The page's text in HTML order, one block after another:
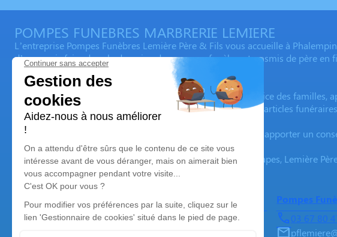
POMPES FUNEBRES MARBRERIE LEMIERE
L’entreprise Pompes Funèbres Lemière Père & Fils vous accueille à
d’un savoir-faire dans le domaine des pompes funèbres transmis de père en
d’obsèques adaptés à vos besoins.
Depuis de nombreuses années, toute son équipe est au service des
dans ces moments difficiles. Elle met à votre disposition des articles
Ses devises sont le respect des volontés de chacun, toujours apporter un
L’organisation des obsèques comportant de nombreuses étapes, Lemière
soutenir et vous épauler tout au long des funérailles.
Nos agences
Pompes Funèbres Lemière
03 74 11 11 82
Pompes
03 67 80